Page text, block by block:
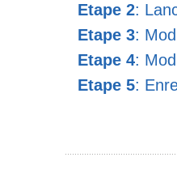
Etape 2:
Etape 3:
Etape 4:
Etape 5: